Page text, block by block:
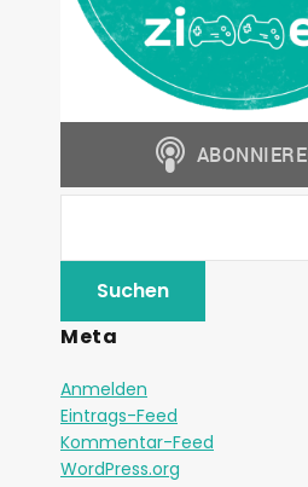
Meta
Anmelden
Eintrags-Feed
Kommentar-Feed
WordPress.org